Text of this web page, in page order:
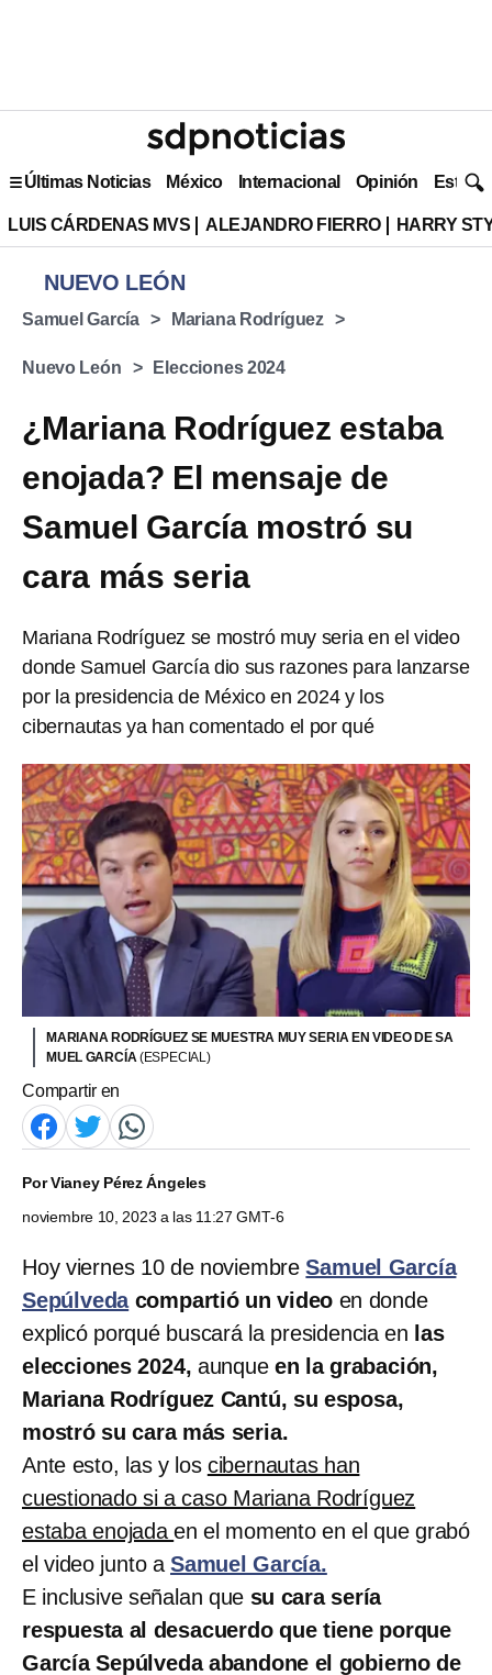
Últimas Noticias México Internacional Opinión Estilo
LUIS CÁRDENAS MVS ALEJANDRO FIERRO HARRY
NUEVO LEÓN
Samuel García Mariana Rodríguez
Nuevo León Elecciones 2024
¿Mariana Rodríguez estaba
enojada? El mensaje de
Samuel García mostró su
cara más seria
Mariana Rodríguez se mostró muy seria en el video
donde Samuel García dio sus razones para lanzarse
por la presidencia de México en 2024 y los
cibernautas ya han comentado el por qué
MARIANA RODRÍGUEZ SE MUESTRA MUY SERIA EN VIDEO DE SA
MUEL GARCÍA(ESPECIAL)
Compartir en
PorVianey Pérez Ángeles
noviembre 10, 2023 a las 11:27 GMT-6
Hoy viernes 10 de noviembreSamuel García
Sepúlvedacompartió un video en donde
explicó porqué buscará la presidencia en las
elecciones 2024, aunqueen la grabación,
Mariana Rodríguez Cantú, su esposa,
mostró su cara más seria.
Ante esto, las y los cibernautas han
cuestionado si a caso Mariana Rodríguez
estaba enojadaen el momento en el que grabó
el video junto a Samuel García.
E inclusive señalan que su cara sería
respuesta al desacuerdo que tiene porque
García Sepúlveda abandone el gobierno de